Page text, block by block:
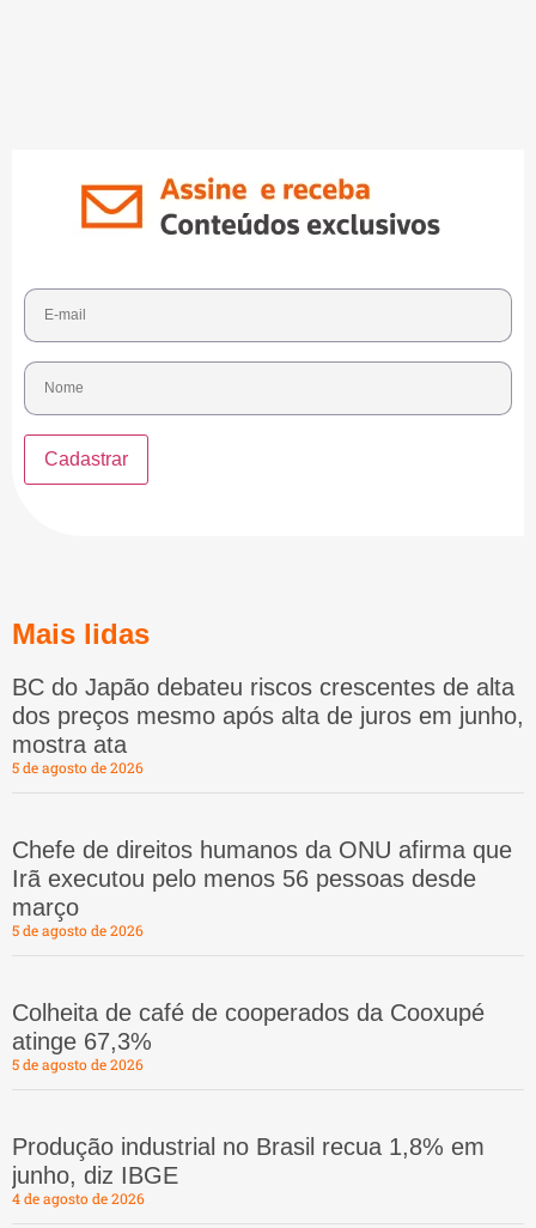
Mais lidas
BC do Japão debateu riscos crescentes de alta
dos preços mesmo após alta de juros em junho,
mostra ata
5 de agosto de 2026
Chefe de direitos humanos da ONU afirma que
Irã executou pelo menos 56 pessoas desde
março
5 de agosto de 2026
Colheita de café de cooperados da Cooxupé
atinge 67,3%
5 de agosto de 2026
Produção industrial no Brasil recua 1,8% em
junho, diz IBGE
4 de agosto de 2026